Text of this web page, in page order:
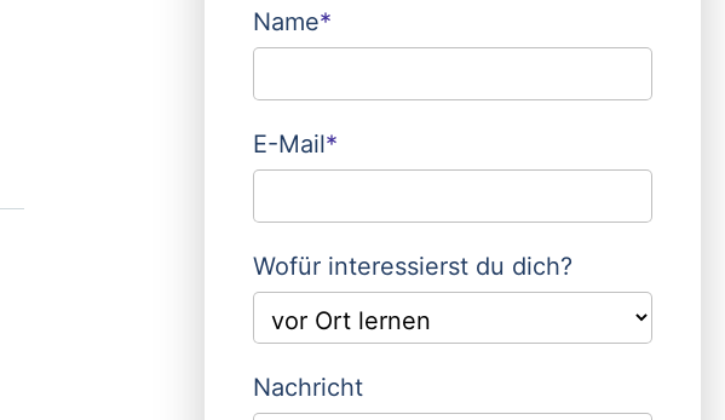
Pflichtfeld
Name*
Pflichtfeld
E-Mail*
Wofür interessierst du dich?
Nachricht